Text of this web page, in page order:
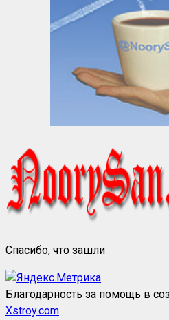
Спасибо, что зашли
Благодарность за помощь в
Xstroy.com